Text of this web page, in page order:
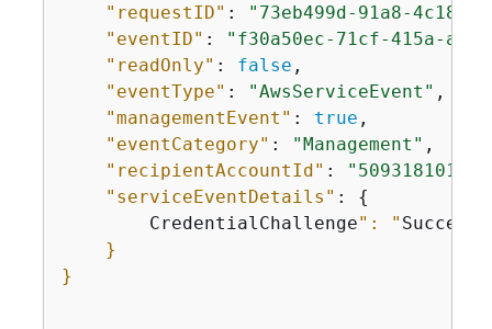
"requestID" :
"73eb499d-91a8-4c18-
"eventID" :
"f30a50ec-71cf-415a-
"readOnly" : false ,
"eventType" : "AwsServiceEvent" ,
"managementEvent" : true ,
"eventCategory" : "Management" ,
"recipientAccountId" :
"serviceEventDetails" : {
        CredentialChallenge
": " Success
    }
}